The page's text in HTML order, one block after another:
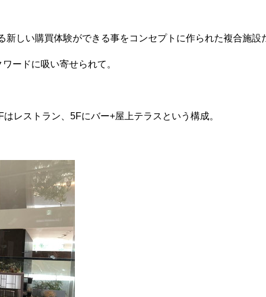
しい購買体験ができる事をコンセプトに作られた複合施設
ードに吸い寄せられて。
レストラン、5Fにバー+屋上テラスという構成。